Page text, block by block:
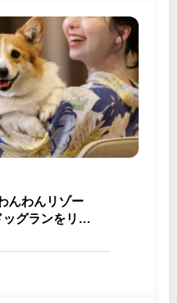
んわんリゾー
ッグランをリニ